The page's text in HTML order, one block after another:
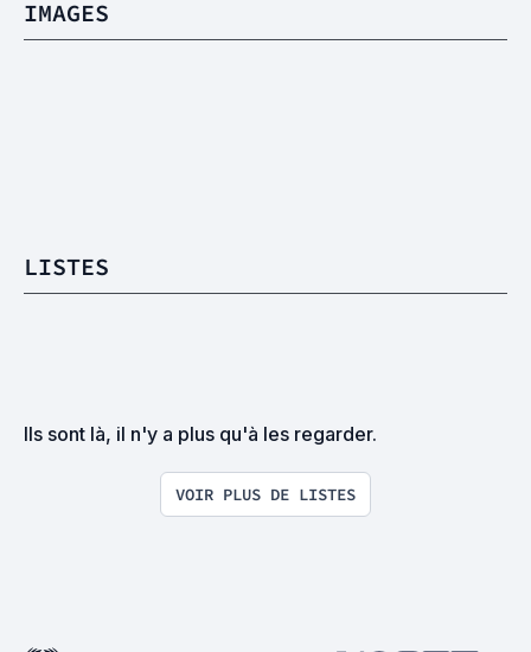
IMAGES
LISTES
Ils sont là, il n'y a plus qu'à les regarder.
VOIR PLUS DE LISTES